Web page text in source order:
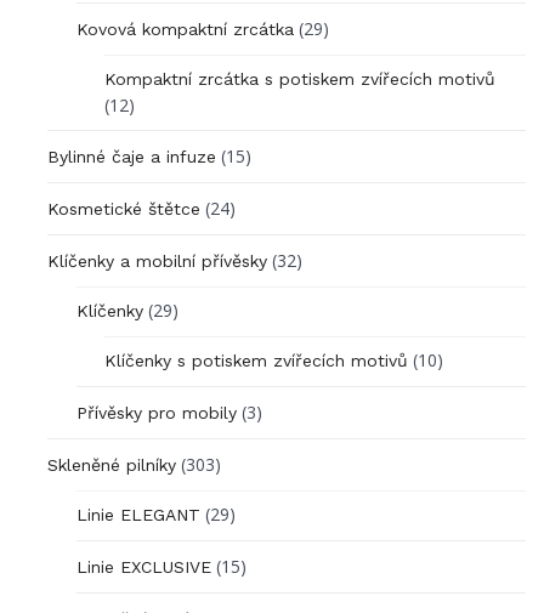
Kovová kompaktní zrcátka (29)
Kompaktní zrcátka s potiskem zvířecích motivů
(12)
Bylinné čaje a infuze (15)
Kosmetické štětce (24)
Klíčenky a mobilní přívěsky (32)
Klíčenky (29)
Klíčenky s potiskem zvířecích motivů (10)
Přívěsky pro mobily (3)
Skleněné pilníky (303)
Linie ELEGANT (29)
Linie EXCLUSIVE (15)